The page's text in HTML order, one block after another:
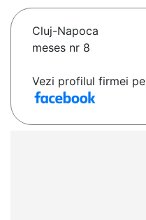
Cluj-Napoca
meses nr 8
Vezi profilul firmei pe